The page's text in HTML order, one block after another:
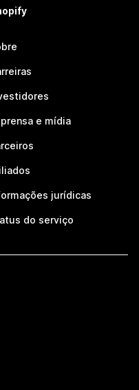
e mídia
jurídicas
do serviço